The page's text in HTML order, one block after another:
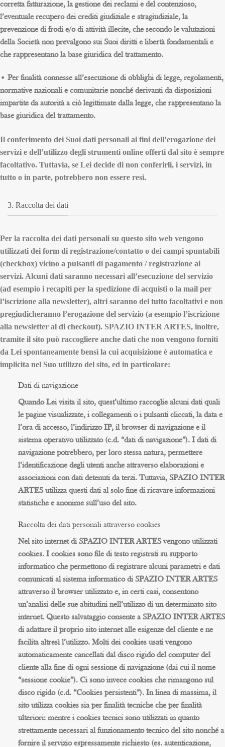
corretta fatturazione, la gestione dei reclami e del contenzioso,
l’eventuale recupero dei crediti giudiziale e stragiudiziale, la
prevenzione di frodi e/o di attività illecite, che secondo le valutazioni
della Società non prevalgono sui Suoi diritti e libertà fondamentali e
che rappresentano la base giuridica del trattamento.
• Per finalità connesse all’esecuzione di obblighi di legge, regolamenti,
normative nazionali e comunitarie nonché derivanti da disposizioni
impartite da autorità a ciò legittimate dalla legge, che rappresentano la
base giuridica del trattamento.
Il conferimento dei Suoi dati personali ai fini dell’erogazione dei
servizi e dell’utilizzo degli strumenti online offerti dal sito è sempre
facoltativo. Tuttavia, se Lei decide di non conferirli, i servizi, in
tutto o in parte, potrebbero non essere resi.
3. Raccolta dei dati
Per la raccolta dei dati personali su questo sito web vengono
utilizzati dei form di registrazione/contatto o dei campi spuntabili
(checkbox) vicino a pulsanti di pagamento / registrazione ai
servizi. Alcuni dati saranno necessari all’esecuzione del servizio
(ad esempio i recapiti per la spedizione di acquisti o la mail per
l’iscrizione alla newsletter), altri saranno del tutto facoltativi e non
pregiudicheranno l’erogazione del servizio (a esempio l’iscrizione
alla newsletter al di checkout). SPAZIO INTER ARTES, inoltre,
tramite il sito può raccogliere anche dati che non vengono forniti
da Lei spontaneamente bensì la cui acquisizione è automatica e
implicita nel Suo utilizzo del sito, ed in particolare:
Dati di navigazione
Quando Lei visita il sito, quest’ultimo raccoglie alcuni dati quali
le pagine visualizzate, i collegamenti o i pulsanti cliccati, la data e
l’ora di accesso, l’indirizzo IP, il browser di navigazione e il
sistema operativo utilizzato (c.d. “dati di navigazione”). I dati di
navigazione potrebbero, per loro stessa natura, permettere
l’identificazione degli utenti anche attraverso elaborazioni e
associazioni con dati detenuti da terzi. Tuttavia, SPAZIO INTER
ARTES utilizza questi dati al solo fine di ricavare informazioni
statistiche e anonime sull’uso del sito.
Raccolta dei dati personali attraverso cookies
Nel sito internet di SPAZIO INTER ARTES vengono utilizzati
cookies. I cookies sono file di testo registrati su supporto
informatico che permettono di registrare alcuni parametri e dati
comunicati al sistema informatico di SPAZIO INTER ARTES
attraverso il browser utilizzato e, in certi casi, consentono
un’analisi delle sue abitudini nell’utilizzo di un determinato sito
internet. Questo salvataggio consente a SPAZIO INTER ARTES
di adattare il proprio sito internet alle esigenze del cliente e ne
facilita altresì l’utilizzo. Molti dei cookies usati vengono
automaticamente cancellati dal disco rigido del computer del
cliente alla fine di ogni sessione di navigazione (dai cui il nome
“sessione cookie”). Ci sono invece cookies che rimangono sul
disco rigido (c.d. “Cookies persistenti”). In linea di massima, il
sito utilizza cookies sia per finalità tecniche che per finalità
ulteriori: mentre i cookies tecnici sono utilizzati in quanto
strettamente necessari al funzionamento tecnico del sito nonché a
fornire il servizio espressamente richiesto (es. autenticazione,